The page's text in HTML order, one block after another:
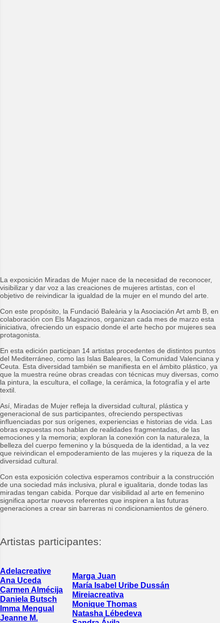
La exposición Miradas de Mujer nace de la necesidad de reconocer,
visibilizar y dar voz a las creaciones de mujeres artistas, con el
objetivo de reivindicar la igualdad de la mujer en el mundo del arte.
Con este propósito, la Fundació Baleària y la Asociación Art amb B, en
colaboración con Els Magazinos, organizan cada mes de marzo esta
iniciativa, ofreciendo un espacio donde el arte hecho por mujeres sea
protagonista.
En esta edición participan 14 artistas procedentes de distintos puntos
del Mediterráneo, como las Islas Baleares, la Comunidad Valenciana y
Ceuta. Esta diversidad también se manifiesta en el ámbito plástico, ya
que la muestra reúne obras creadas con técnicas muy diversas, como
la pintura, la escultura, el collage, la cerámica, la fotografía y el arte
textil.
Así, Miradas de Mujer refleja la diversidad cultural, plástica y
generacional de sus participantes, ofreciendo perspectivas
influenciadas por sus orígenes, experiencias e historias de vida. Las
obras expuestas nos hablan de realidades fragmentadas, de las
emociones y la memoria; exploran la conexión con la naturaleza, la
belleza del cuerpo femenino y la búsqueda de la identidad, a la vez
que reivindican el empoderamiento de las mujeres y la riqueza de la
diversidad cultural.
Con esta exposición colectiva esperamos contribuir a la construcción
de una sociedad más inclusiva, plural e igualitaria, donde todas las
miradas tengan cabida. Porque dar visibilidad al arte en femenino
significa aportar nuevos referentes que inspiren a las futuras
generaciones a crear sin barreras ni condicionamientos de género.
Artistas participantes:
Adelacreative
Ana Uceda
Carmen Almécija
Daniela Butsch
Imma Mengual
Jeanne M.
Marga Juan
María Isabel Uribe Dussán
Mireiacreativa
Monique Thomas
Natasha Lébedeva